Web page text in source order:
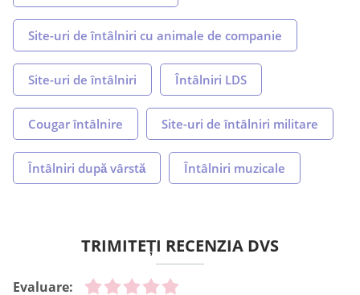
Site-uri de întâlniri cu animale de companie
Site-uri de întâlniri Întâlniri LDS
Cougar întâlnire Site-uri de întâlniri militare
Întâlniri după vârstă Întâlniri muzicale
TRIMITEȚI RECENZIA DVS
Evaluare: